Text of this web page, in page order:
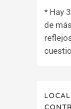
* Hay
de